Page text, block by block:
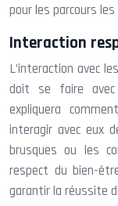
pour les parcours
Interaction
L’interaction avec
doit se faire avec
expliquera
interagir avec eux
brusques ou les
respect du bien-
garantir la réussite